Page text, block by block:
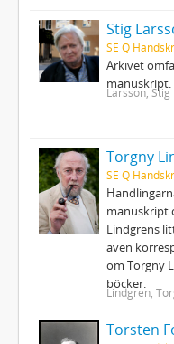
Stig
SE Q
Arkivet
manuskript.
Larsson, Stig
Torgny
SE Q
manuskript
Lindgrens
även
om Torgny
böcker.
Lindgren,
Torsten